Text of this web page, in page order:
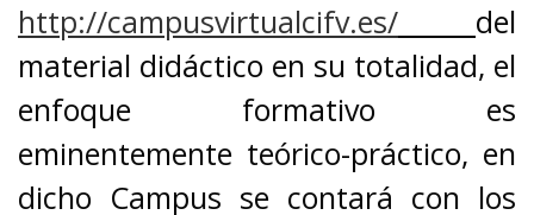
http://campusvirtualcifv.es/
del
material didáctico en su totalidad, el
enfoque formativo es
eminentemente teórico-práctico, en
dicho Campus se contará con los